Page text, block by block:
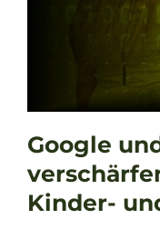
Google
Kinder-